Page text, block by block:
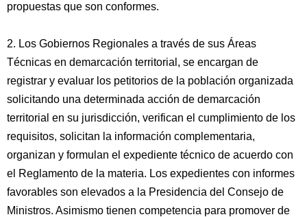
propuestas que son conformes.
2. Los Gobiernos Regionales a través de sus Áreas
Técnicas en demarcación territorial, se encargan de
registrar y evaluar los petitorios de la población organizada
solicitando una determinada acción de demarcación
territorial en su jurisdicción, verifican el cumplimiento de los
requisitos, solicitan la información complementaria,
organizan y formulan el expediente técnico de acuerdo con
el Reglamento de la materia. Los expedientes con informes
favorables son elevados a la Presidencia del Consejo de
Ministros. Asimismo tienen competencia para promover de